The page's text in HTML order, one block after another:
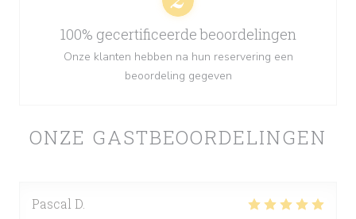
ONZE GASTBEOORDELINGEN
Pascal D
100% gecertificeerde beoordelingen
Onze klanten hebben na hun reservering een
beoordeling gegeven